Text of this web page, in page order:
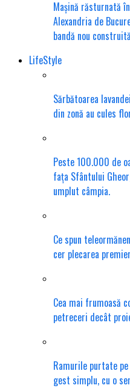
Mașină răsturnată
Alexandria de
bandă nou
LifeStyle
Sărbătoarea
din zonă au cules
Peste 100.000 de
fața Sfântului
umplut câmpia.
Ce spun
cer plecarea
Cea mai frumoasă
petreceri decât
Ramurile purtate
gest simplu, cu o